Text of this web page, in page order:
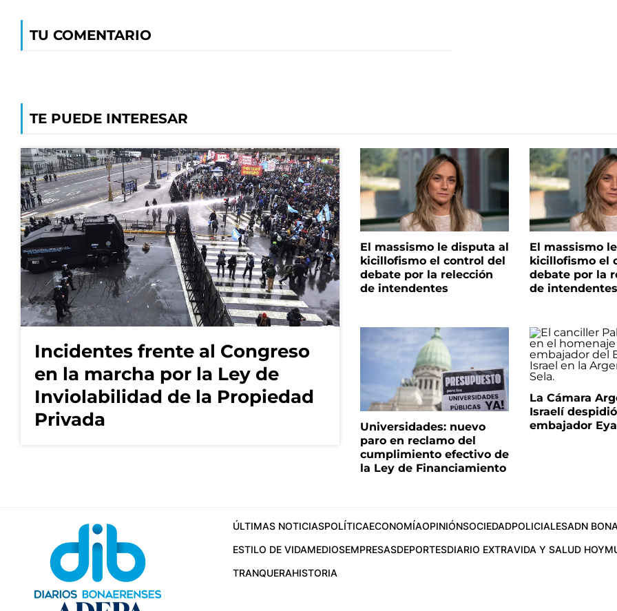
TU COMENTARIO
TE PUEDE INTERESAR
Incidentes frente al Congreso
en la marcha por la Ley de
Inviolabilidad de la Propiedad
Privada
El massismo le disputa al
kicillofismo el control del
debate por la relección
de intendentes
El massismo
kicillofismo el
debate por la
de intendentes
Universidades: nuevo
paro en reclamo del
cumplimiento efectivo de
la Ley de Financiamiento
La Cámara
Israelí
embajador
ÚLTIMAS NOTICIASPOLÍTICAECONOMÍAOPINIÓNSOCIEDADPOLICIALESADN
ESTILO DE VIDAMEDIOSEMPRESASDEPORTESDIARIO EXTRAVIDA Y SALUD HOY
TRANQUERAHISTORIA